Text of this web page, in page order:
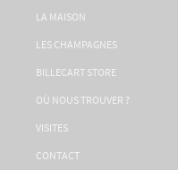
LA MAISON
LES CHAMPAGNES
BILLECART STORE
OÙ NOUS TROUVER ?
VISITES
CONTACT